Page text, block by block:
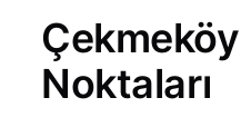
Noktaları